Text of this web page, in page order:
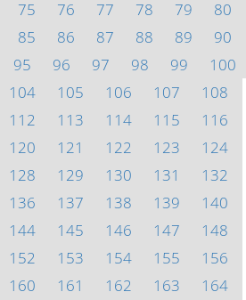
75 76 77 78 79
80
85 86 87 88 89
90
95 96 97 98 99
100
104 105 106 107
108
112 113 114 115
116
120 121 122 123
124
128 129 130 131
132
136 137 138 139
140
144 145 146 147
148
152 153 154 155
156
160 161 162 163
164